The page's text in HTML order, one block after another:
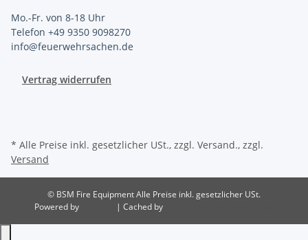
Mo.-Fr. von 8-18 Uhr
Telefon +49 9350 9098270
info@feuerwehrsachen.de
Vertrag widerrufen
* Alle Preise inkl. gesetzlicher USt., zzgl. Versand., zzgl.
Versand
© BSM Fire EquipmentAlle Preise inkl. gesetzlicher USt.
Powered by
| Cached by